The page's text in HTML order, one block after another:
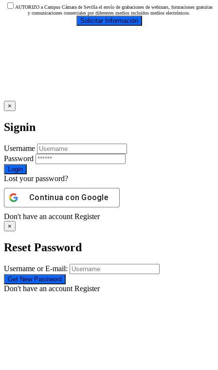
AUTORIZO a Campus Cámara de Sevilla el envío de grabaciones de webinars, formaciones gratuitas
y comunicaciones comerciales por diferentes medios incluidos medios electrónicos.
×
Signin
Username
Password
Lost your password?
Continua con Google
Don't have an account Register
×
Reset Password
Username or E-mail:
Don't have an account Register